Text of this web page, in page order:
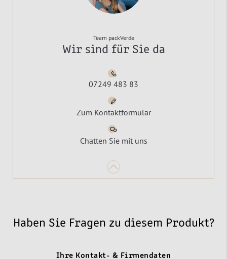
Team packVerde
Wir sind für Sie da
07249 483 83
Zum Kontaktformular
Chatten Sie mit uns
Haben Sie Fragen zu diesem Produkt?
Ihre Kontakt- & Firmendaten